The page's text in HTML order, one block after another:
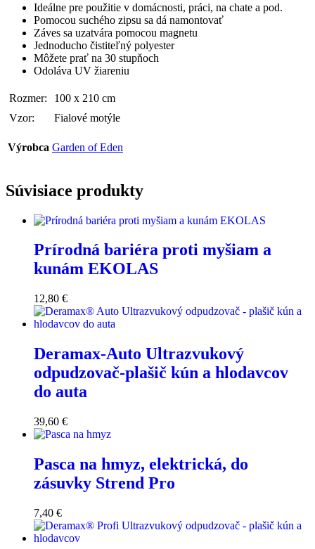
Ideálne pre použitie v domácnosti, práci, na chate a pod.
Pomocou suchého zipsu sa dá namontovať
Záves sa uzatvára pomocou magnetu
Jednoducho čistiteľný polyester
Môžete prať na 30 stupňoch
Odoláva UV žiareniu
Rozmer:
100 x 210 cm
Vzor:
Fialové motýle
Výrobca Garden of Eden
Súvisiace produkty
Prírodná bariéra proti myšiam a
kunám EKOLAS
12,80 €
Deramax-Auto Ultrazvukový
odpudzovač-plašič kún a hlodavcov
do auta
39,60 €
Pasca na hmyz, elektrická, do
zásuvky Strend Pro
7,40 €